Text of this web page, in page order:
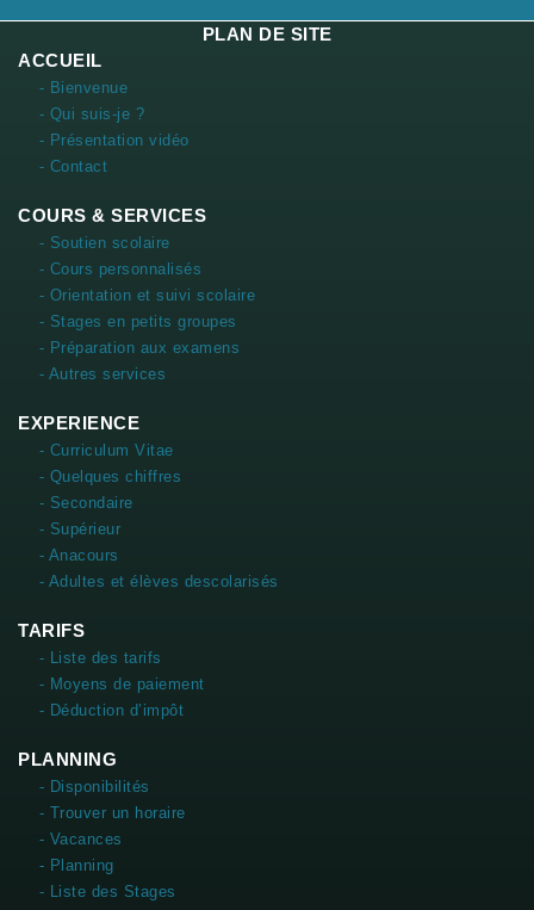
PLAN DE SITE
ACCUEIL
- Bienvenue
- Qui suis-je ?
- Présentation vidéo
- Contact
COURS & SERVICES
- Soutien scolaire
- Cours personnalisés
- Orientation et suivi scolaire
- Stages en petits groupes
- Préparation aux examens
- Autres services
EXPERIENCE
- Curriculum Vitae
- Quelques chiffres
- Secondaire
- Supérieur
- Anacours
- Adultes et élèves descolarisés
TARIFS
- Liste des tarifs
- Moyens de paiement
- Déduction d’impôt
PLANNING
- Disponibilités
- Trouver un horaire
- Vacances
- Planning
- Liste des Stages